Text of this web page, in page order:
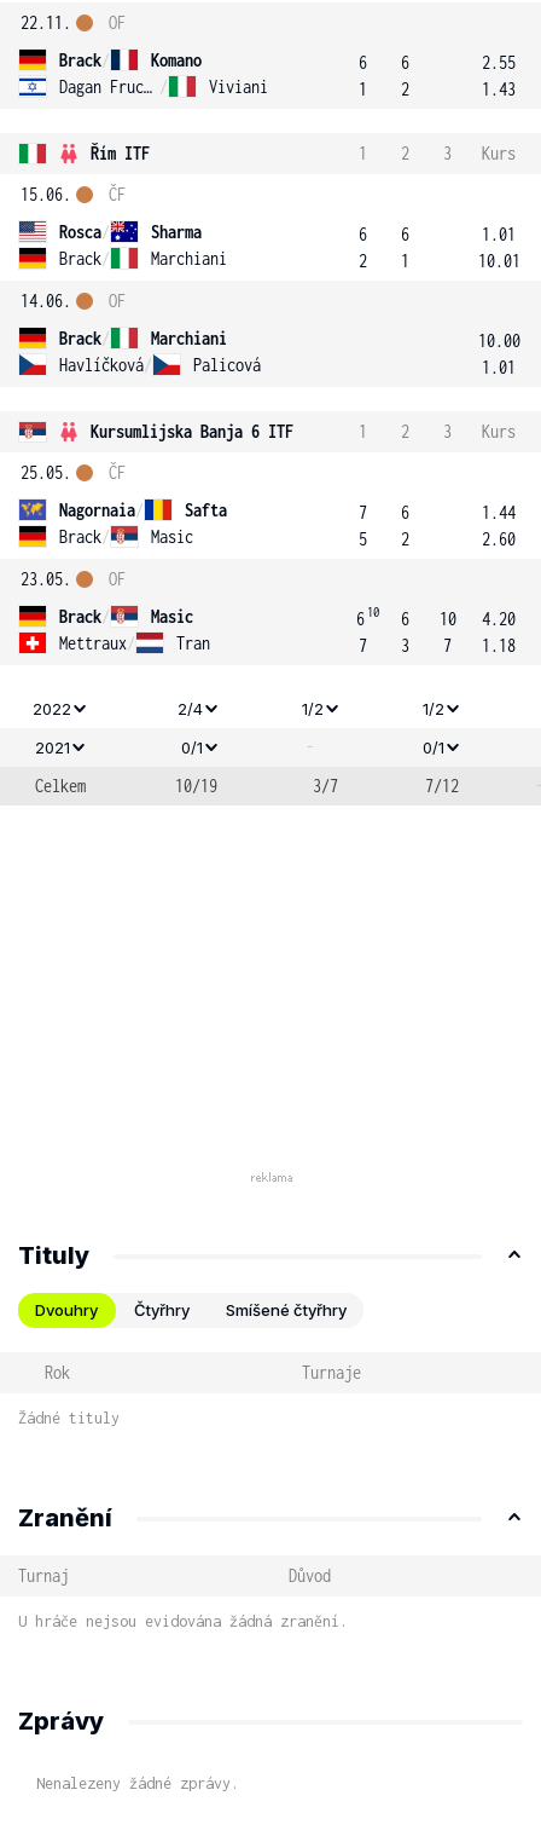
22.11.
Brack/
Komano
Dagan Fruchtman / Viviani
OF
6
1
6
2
2.55
1.43
Řím ITF 1 2 3
Kurs
15.06.
Rosca/
Sharma
Brack/ Marchiani
ČF
6
2
6
1
1.01
10.01
14.06.
Brack/
Marchiani
Havlíčková/ Palicová
OF
10.00
1.01
Kursumlijska Banja 6 ITF 1 2 3
Kurs
25.05.
Nagornaia/
Safta
Brack/ Masic
ČF
7
5
6
2
1.44
2.60
23.05.
Brack/
Masic
Mettraux/ Tran
OF
6 10
7
6
3
10
7
4.20
1.18
2022 2/4 1/2
1/2
2021
0/1 - 0/1
Celkem 10/19 3/7 7/12
Tituly
Dvouhry Čtyřhry Smíšené čtyřhry
Rok Turnaje
Žádné tituly
Zranění
Turnaj Důvod
U hráče nejsou evidována žádná zranění.
Zprávy
Nenalezeny žádné zprávy.